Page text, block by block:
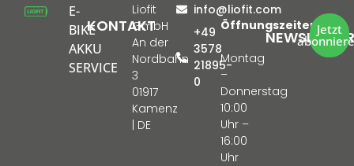
E-
BIKE
AKKU
SERVICE
KONTAKT
Liofit
GmbH
An der
Nordbahn
3
01917
Kamenz
| DE
info@liofit.com
+49
3578
21895-
0
Öffnungszeiten:
Montag
–
Donnerstag
10:00
Uhr –
16:00
Uhr
NEWSLETTER
Jetzt